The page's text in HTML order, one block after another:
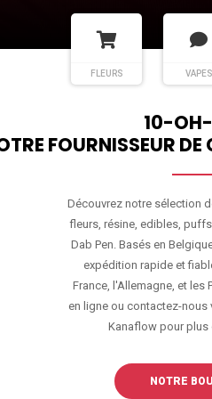
FLEURS VAPES
10-
FOURNISSEUR
Découvrez notre sélection
fleurs, résine, edibles,
Dab Pen. Basés en
expédition rapide et
France, l'Allemagne, et les
en ligne ou contactez-nous
Kanaflow pour
NOTRE